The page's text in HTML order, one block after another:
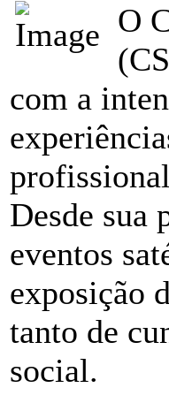
O
com a
Desde sua
eventos
exposição
tanto de
social.